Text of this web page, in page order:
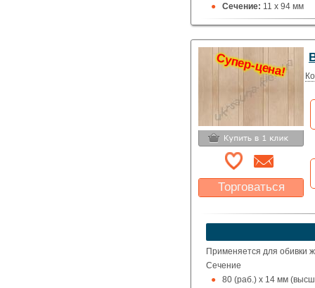
Сечение: 11 х 94 мм
Супер-цена!
Торговаться
Указать цену
Применяется для обивки
Сечение
80 (раб.) х 14 мм